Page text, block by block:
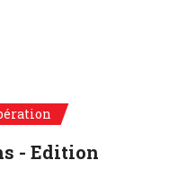
- Edition